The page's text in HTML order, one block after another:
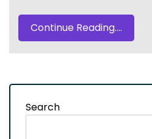
Continue Reading....
Search